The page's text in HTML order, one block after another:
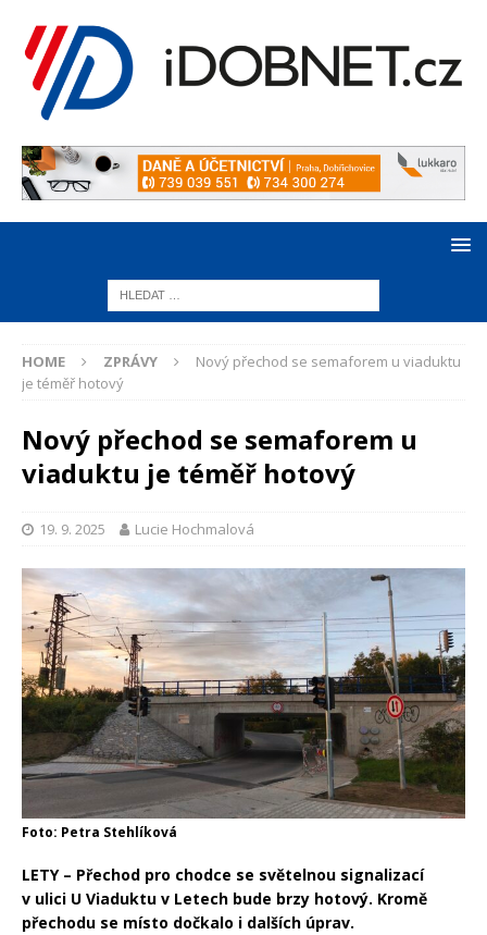
HOME ZPRÁVY
Nový přechod se semaforem u viaduktu
je téměř hotový
Nový přechod se semaforem u
viaduktu je téměř hotový
19. 9. 2025 Lucie Hochmalová
Foto: Petra Stehlíková
LETY – Přechod pro chodce se světelnou signalizací
v ulici U Viaduktu v Letech bude brzy hotový. Kromě
přechodu se místo dočkalo i dalších úprav.